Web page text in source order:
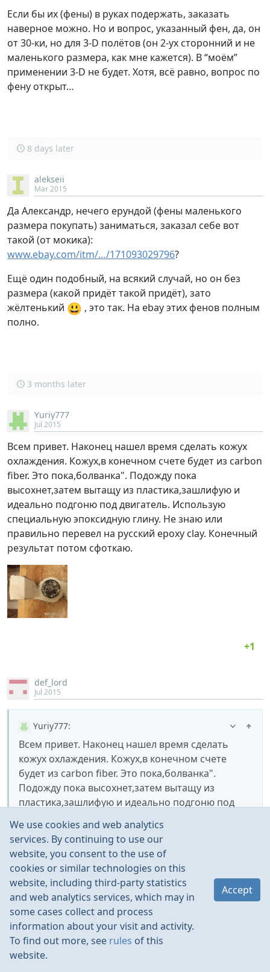
Если бы их (фены) в руках подержать, заказать
наверное можно. Но и вопрос, указанный фен, да, он
от 30-ки, но для 3-D полётов (он 2-ух сторонний и не
маленького размера, как мне кажется). В “моём”
применении 3-D не будет. Хотя, всё равно, вопрос по
фену открыт…
8 days later
alekseii
Mar 2015
Да Александр, нечего ерундой (фены маленького
размера покупать) заниматься, заказал себе вот
такой (от мокика):
www.ebay.com/itm/…/171093029796?
Ещё один подобный, на всякий случай, но он без
размера (какой придёт такой придёт), зато
жёлтенький 😃 , это так. На ebay этих фенов полным
полно.
3 months later
Yuriy777
Jul 2015
Всем привет. Наконец нашел время сделать кожух
охлаждения. Кожух,в конечном счете будет из carbon
fiber. Это пока,болванка". Подожду пока
высохнет,затем вытащу из пластика,зашлифую и
идеально подгоню под двигатель. Использую
специальную эпоксидную глину. Не знаю или
правильно перевел на русский epoxy clay. Конечный
результат потом сфоткаю.
def_lord
Jul 2015
Yuriy777:
Всем привет. Наконец нашел время сделать
кожух охлаждения. Кожух,в конечном счете
будет из carbon fiber. Это пока,болванка".
Подожду пока высохнет,затем вытащу из
пластика,зашлифую и идеально подгоню под
глину. Не знаю или правильно перевел на
русский epoxy clay. Конечный результат потом
сфоткаю.
Супер, ждем конечного результата😃по поводу
перевода, правильно будет эпоксидный клей или
просто эпоксидка😃
We use cookies and web analytics
services. By continuing to use our
website, you consent to the use of
cookies or similar technologies on this
website, including third-party statistics
and web analytics services, which may in
some cases collect and process
information about your visit and activity.
To find out more, see rules of this
website.
Accept